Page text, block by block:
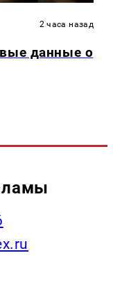
2 часа назад
данные о